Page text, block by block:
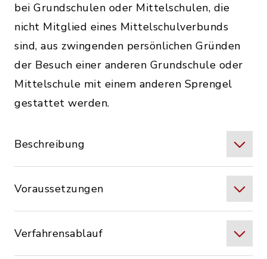
bei Grundschulen oder Mittelschulen, die
nicht Mitglied eines Mittelschulverbunds
sind, aus zwingenden persönlichen Gründen
der Besuch einer anderen Grundschule oder
Mittelschule mit einem anderen Sprengel
gestattet werden.
Beschreibung
Voraussetzungen
Verfahrensablauf